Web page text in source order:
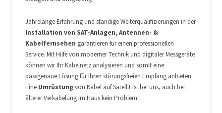
Jahrelange Erfahrung und ständige Weiterqualifizierungen in der
Installation von SAT-Anlagen, Antennen- &
Kabelfernsehen garantieren für einen professionellen
Service. Mit Hilfe von moderner Technik und digitaler Messgeräte
können wir Ihr Kabelnetz analysieren und somit eine
passgenaue Lösung für Ihren störungsfreien Empfang anbieten.
Eine Umrüstung von Kabel auf Satellit ist bei uns, auch bei
älterer Verkabelung im Haus kein Problem.